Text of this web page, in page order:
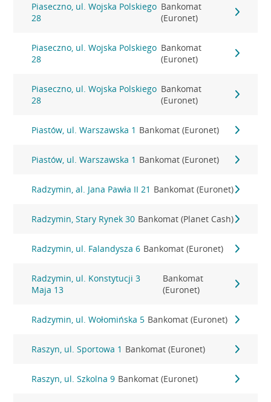
Piaseczno, ul. Wojska Polskiego
28
Bankomat
(Euronet)
Piaseczno, ul. Wojska Polskiego
28
Bankomat
(Euronet)
Piaseczno, ul. Wojska Polskiego
28
Bankomat
(Euronet)
Piastów, ul. Warszawska 1 Bankomat (Euronet)
Piastów, ul. Warszawska 1 Bankomat (Euronet)
Radzymin, al. Jana Pawła II 21 Bankomat (Euronet)
Radzymin, Stary Rynek 30 Bankomat (Planet Cash)
Radzymin, ul. Falandysza 6 Bankomat (Euronet)
Radzymin, ul. Konstytucji 3
Maja 13
Bankomat
(Euronet)
Radzymin, ul. Wołomińska 5 Bankomat (Euronet)
Raszyn, ul. Sportowa 1 Bankomat (Euronet)
Raszyn, ul. Szkolna 9 Bankomat (Euronet)